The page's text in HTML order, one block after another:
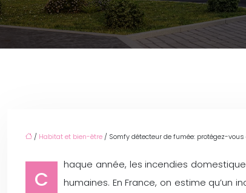
/ Habitat et bien-être / Somfy détecteur de fumée: protégez-
C
haque année, les incendies
humaines. En France, on estime